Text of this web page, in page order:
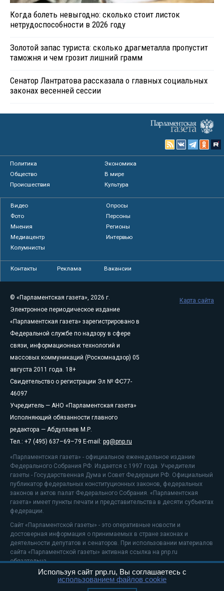
Когда болеть невыгодно: сколько стоит листок
нетрудоспособности в 2026 году
Золотой запас туриста: сколько драгметалла пропустит
таможня и чем грозит лишний грамм
Сенатор Лантратова рассказала о главных социальных
законах весенней сессии
Политика
Экономика
Общество
В мире
Происшествия
Культура
Видео
Опросы
Фото
Персоны
Мнения
Регионы
Медиацентр
Интервью
Колумнисты
Контакты Реклама Вакансии
© «Парламентская газета», 2026 г.
Электронное периодическое издание
«Парламентская газета» зарегистрировано в
Федеральной службе по надзору в сфере
связи, информационных технологий и
массовых коммуникаций (Роскомнадзор) 05
августа 2011 года. 18+
Свидетельство о регистрации Эл № ФС77-
46097
Учредитель — АНО «Парламентская газета»
Исполняющий обязанности главного
редактора — Абдуллаев М.Р.
Тел.: +7 (495) 637–69–79 E-mail: pg@pnp.ru
«Парламентская газета» - официальное еженедельное издание
Федерального Собрания РФ. Издается с 1997 года. Учредители
газеты - Государственная Дума и Совет Федерации РФ. Официальный
публикатор федеральных конституционных законов, федеральных
законов и актов палат Федерального Собрания. «Парламентская
газета» имеет пункты печати и представительства в десяти субъектах
федерации.
Сайт «Парламентской газеты» - это оперативные новости и
достоверная информация о принимаемых в стране законах и
деятельности депутатов и сенаторов. При использовании материалов
сайта «Парламентской газеты» активная ссылка на pnp.ru
обязательна.
На информационном ресурсе применяютсярекомендательные
Карта сайта
Используя сайт pnp.ru, Вы соглашаетесь с
использованием файлов cookie